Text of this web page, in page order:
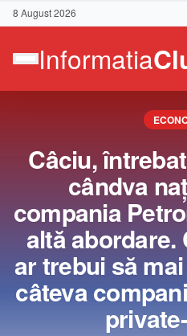
8 August 2026
Câciu,
cândva
compania
altă abordare.
ar trebui să
câteva